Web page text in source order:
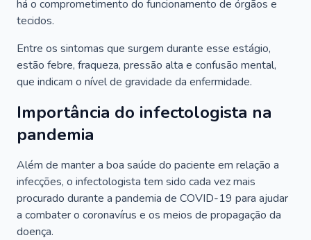
há o comprometimento do funcionamento de órgãos e
tecidos.
Entre os sintomas que surgem durante esse estágio,
estão febre, fraqueza, pressão alta e confusão mental,
que indicam o nível de gravidade da enfermidade.
Importância do infectologista na
pandemia
Além de manter a boa saúde do paciente em relação a
infecções, o infectologista tem sido cada vez mais
procurado durante a pandemia de COVID-19 para ajudar
a combater o coronavírus e os meios de propagação da
doença.